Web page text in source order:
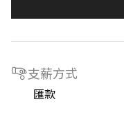
支薪方式
匯款